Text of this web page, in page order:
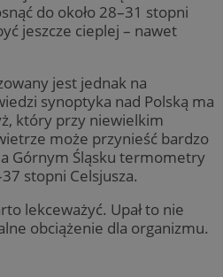
do około 28–31 stopni
jeszcze cieplej – nawet
jest jednak na
synoptyka nad Polską ma
który przy niewielkim
może przynieść bardzo
Górnym Śląsku termometry
stopni Celsjusza.
lekceważyć. Upał to nie
obciążenie dla organizmu.